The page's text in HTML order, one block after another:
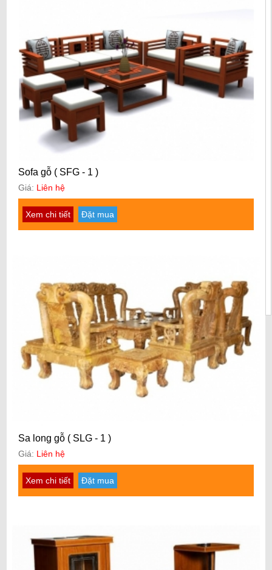
Sofa gỗ ( SFG - 1 )
Giá: Liên hệ
Xem chi tiết Đặt mua
Sa long gỗ ( SLG - 1 )
Giá: Liên hệ
Xem chi tiết Đặt mua